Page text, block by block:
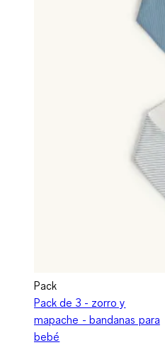
Pack
Pack de 3 - zorro y
mapache - bandanas para
bebé